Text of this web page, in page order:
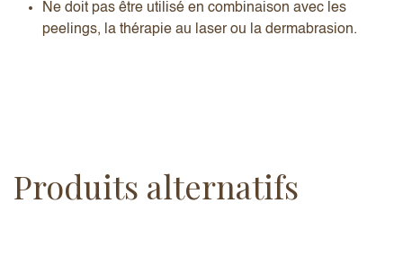
Ne doit pas être utilisé en combinaison avec les
peelings, la thérapie au laser ou la dermabrasion.
Produits alternatifs